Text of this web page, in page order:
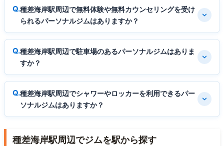
種差海岸駅周辺で無料体験や無料カウンセリングを受け
られるパーソナルジムはありますか？
種差海岸駅周辺で駐車場のあるパーソナルジムはありま
すか？
種差海岸駅周辺でシャワーやロッカーを利用できるパー
ソナルジムはありますか？
種差海岸駅周辺でジムを駅から探す